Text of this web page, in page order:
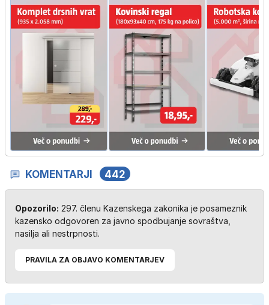
KOMENTARJI 442
Opozorilo: 297. členu Kazenskega zakonika je posameznik
kazensko odgovoren za javno spodbujanje sovraštva,
nasilja ali nestrpnosti.
PRAVILA ZA OBJAVO KOMENTARJEV